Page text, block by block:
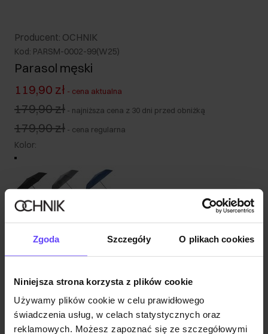
Zgoda Szczegóły O plikach cookies
Niniejsza strona korzysta z plików cookie
Używamy plików cookie w celu prawidłowego
świadczenia usług, w celach statystycznych oraz
reklamowych. Możesz zapoznać się ze szczegółowymi
Producent: OCHNIK
Kod: PARSM-0002-99(W25)
Parasol męski
119,90 zł - cena aktualna
179,90 zł - najniższa cena z 30 dni przed obniżką
179,90 zł - cena regularna
Kolor:
Tabela rozmiarów
Wysyłka w 1 dzień roboczy
Opinie